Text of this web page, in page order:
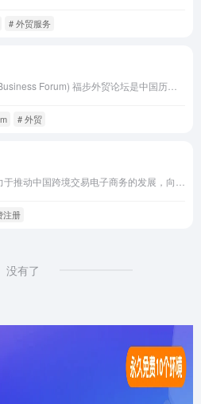
# 外贸服务
# 外贸
注册
没有了